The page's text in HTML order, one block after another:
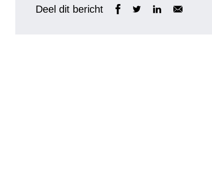
Deel dit bericht